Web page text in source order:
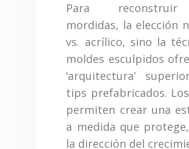
Para
mordidas, la elección
vs. acrílico, sino la
moldes esculpidos
‘arquitectura’
tips prefabricados.
permiten crear una
a medida que
la dirección del